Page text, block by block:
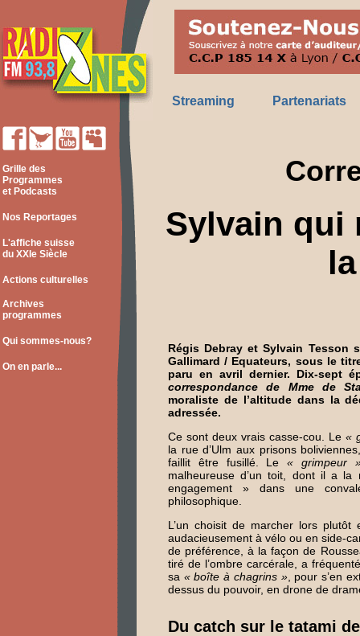
Streaming Partenariats
Grille des
Programmes
et Podcasts
Nos Reportages
L'affiche suisse
du XXIe Siècle
Actions culturelles
Archives
programmes
Qui sommes-nous?
On en parle...
Sylvain qui
Régis Debray et Sylvain Tesson
Gallimard / Equateurs, sous le
paru en avril dernier. Dix-sept
correspondance de Mme de
moraliste de l’altitude dans la
adressée.
Ce sont deux vrais casse-cou. Le «
la rue d’Ulm aux prisons
faillit être fusillé. Le« grimpeur
malheureuse d’un toit, dont il a
engagement » dans une
philosophique.
L’un choisit de marcher lors
audacieusement à vélo ou en side-
de préférence, à la façon de
tiré de l’ombre carcérale, a
sa « boîte à chagrins », pour s’en
dessus du pouvoir, en drone de
Du catch sur le tatami